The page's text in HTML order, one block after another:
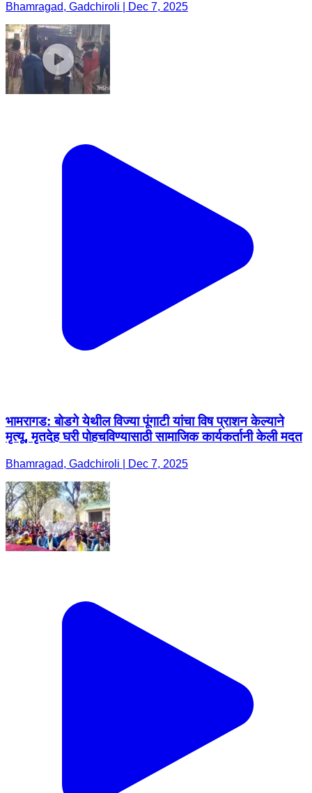
Bhamragad, Gadchiroli | Dec 7, 2025
भामरागड: बोडगे येथील विज्या पूंगाटी यांचा विष प्राशन केल्याने
मृत्यू, मृतदेह घरी पोहचविण्यासाठी सामाजिक कार्यकर्तानी केली मदत
Bhamragad, Gadchiroli | Dec 7, 2025